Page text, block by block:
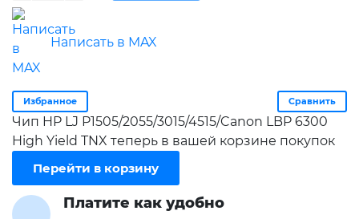
Написать в MAX
Избранное Сравнить
Чип HP LJ P1505/2055/3015/4515/Canon LBP 6300
High Yield TNX теперь в вашей корзине покупок
Перейти в корзину
Платите как удобно